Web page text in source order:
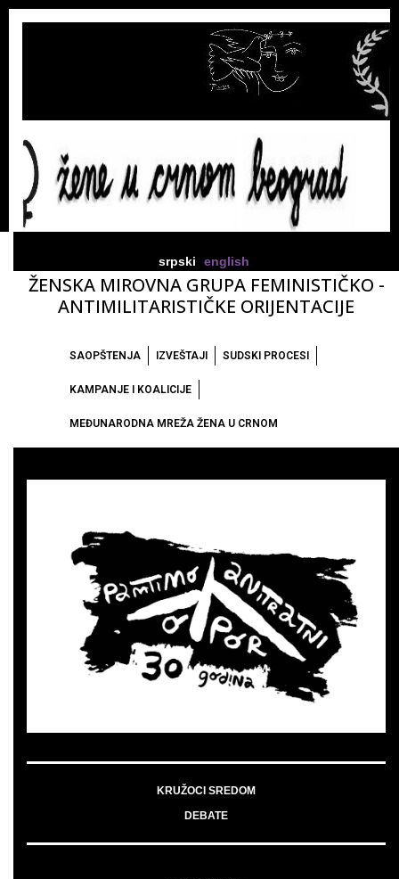
srpski english
ŽENSKA MIROVNA GRUPA FEMINISTIČKO -
ANTIMILITARISTIČKE ORIJENTACIJE
SAOPŠTENJA IZVEŠTAJI SUDSKI PROCESI
KAMPANJE I KOALICIJE
MEĐUNARODNA MREŽA ŽENA U CRNOM
KRUŽOCI SREDOM
DEBATE